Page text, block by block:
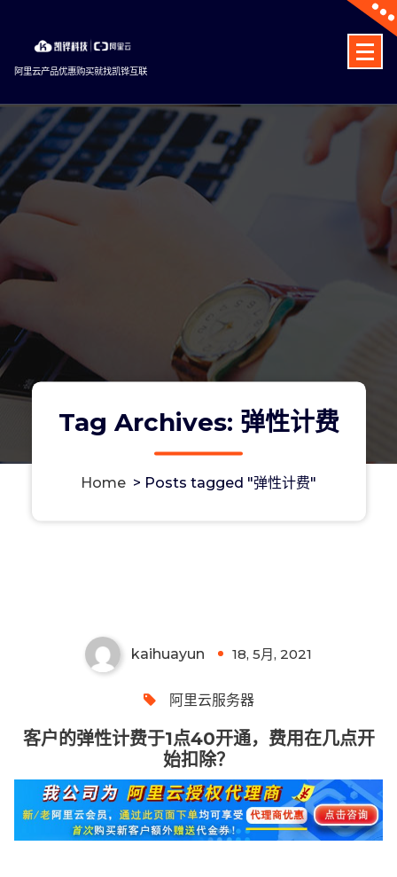
content
阿里云产品优惠购买就找凯铧互联
Tag Archives: 弹性计费
Home > Posts tagged "弹性计费"
kaihuayun 18, 5月, 2021
阿里云服务器
客户的弹性计费于1点40开通，费用在几点开
始扣除？